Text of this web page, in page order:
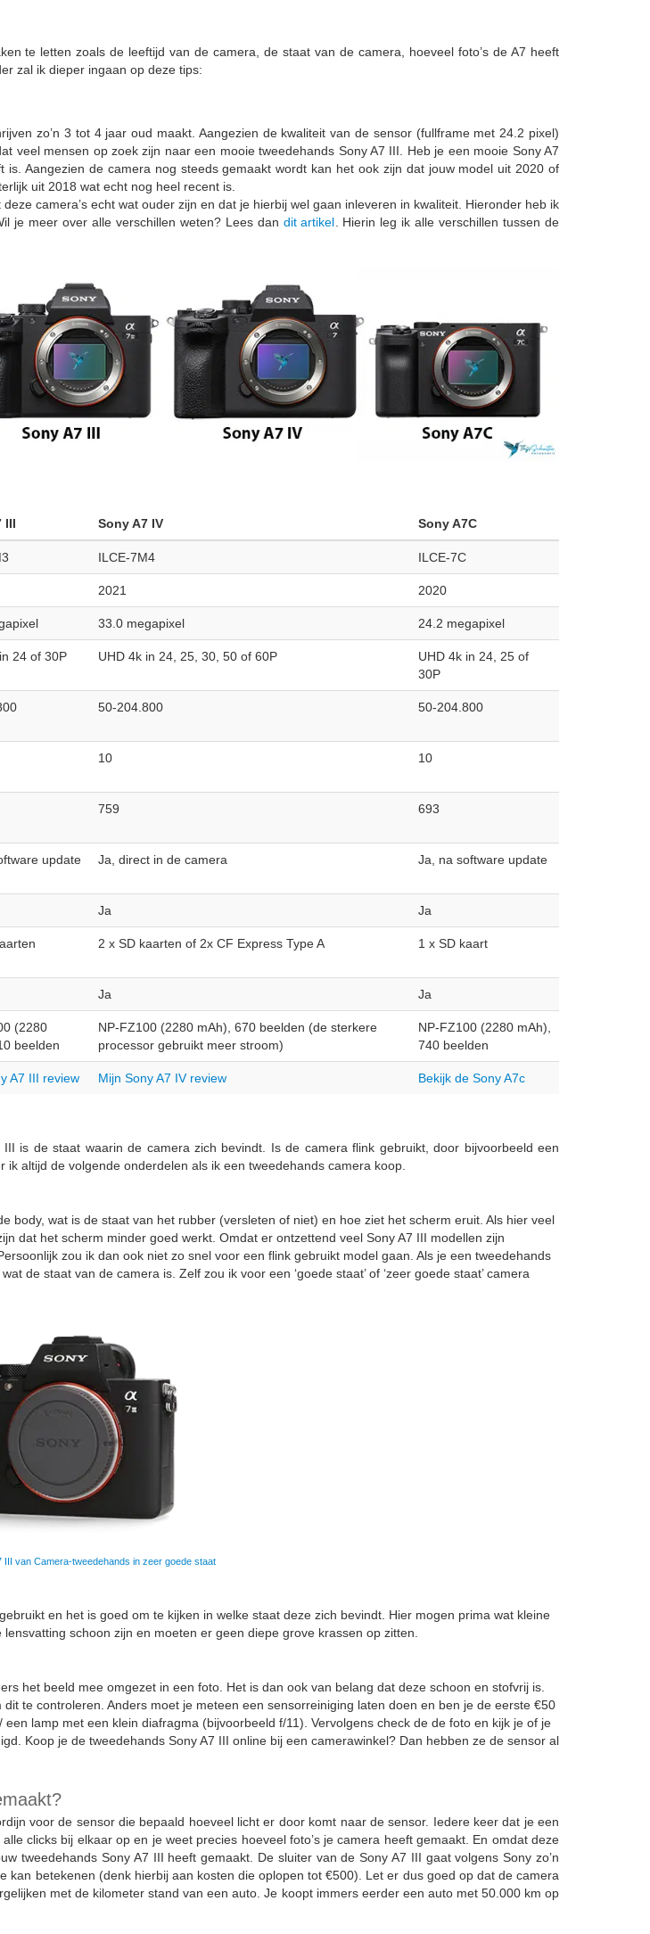
te letten zoals de leeftijd van de camera, de staat van de camera, hoeveel foto’s de A7 heeft
zal ik dieper ingaan op deze tips:
zo’n 3 tot 4 jaar oud maakt. Aangezien de kwaliteit van de sensor (fullframe met 24.2 pixel)
veel mensen op zoek zijn naar een mooie tweedehands Sony A7 III. Heb je een mooie Sony A7
Aangezien de camera nog steeds gemaakt wordt kan het ook zijn dat jouw model uit 2020 of
uit 2018 wat echt nog heel recent is.
camera’s echt wat ouder zijn en dat je hierbij wel gaan inleveren in kwaliteit. Hieronder heb ik
je meer over alle verschillen weten? Lees dan dit artikel . Hierin leg ik alle verschillen tussen de
III Sony A7 IV Sony A7C
ILCE-7M4 ILCE-7C
2021 2020
33.0 megapixel 24.2 megapixel
24 of 30P UHD 4k in 24, 25, 30, 50 of 60P
UHD 4k in 24, 25 of
30P
50-204.800 50-204.800
10 10
759 693
update Ja, direct in de camera Ja, na software update
Ja Ja
2 x SD kaarten of 2x CF Express Type A 1 x SD kaart
Ja Ja
(2280
beelden
NP-FZ100 (2280 mAh), 670 beelden (de sterkere
processor gebruikt meer stroom)
NP-FZ100 (2280 mAh),
740 beelden
A7 III review Mijn Sony A7 IV review Bekijk de Sony A7c
is de staat waarin de camera zich bevindt. Is de camera flink gebruikt, door bijvoorbeeld een
altijd de volgende onderdelen als ik een tweedehands camera koop.
wat is de staat van het rubber (versleten of niet) en hoe ziet het scherm eruit. Als hier veel
dat het scherm minder goed werkt. Omdat er ontzettend veel Sony A7 III modellen zijn
zou ik dan ook niet zo snel voor een flink gebruikt model gaan. Als je een tweedehands
de staat van de camera is. Zelf zou ik voor een ‘goede staat’ of ‘zeer goede staat’ camera
III van Camera-tweedehands in zeer goede staat
en het is goed om te kijken in welke staat deze zich bevindt. Hier mogen prima wat kleine
schoon zijn en moeten er geen diepe grove krassen op zitten.
het beeld mee omgezet in een foto. Het is dan ook van belang dat deze schoon en stofvrij is.
te controleren. Anders moet je meteen een sensorreiniging laten doen en ben je de eerste €50
lamp met een klein diafragma (bijvoorbeeld f/11). Vervolgens check de de foto en kijk je of je
Koop je de tweedehands Sony A7 III online bij een camerawinkel? Dan hebben ze de sensor al
voor de sensor die bepaald hoeveel licht er door komt naar de sensor. Iedere keer dat je een
clicks bij elkaar op en je weet precies hoeveel foto’s je camera heeft gemaakt. En omdat deze
tweedehands Sony A7 III heeft gemaakt. De sluiter van de Sony A7 III gaat volgens Sony zo’n
betekenen (denk hierbij aan kosten die oplopen tot €500). Let er dus goed op dat de camera
met de kilometer stand van een auto. Je koopt immers eerder een auto met 50.000 km op